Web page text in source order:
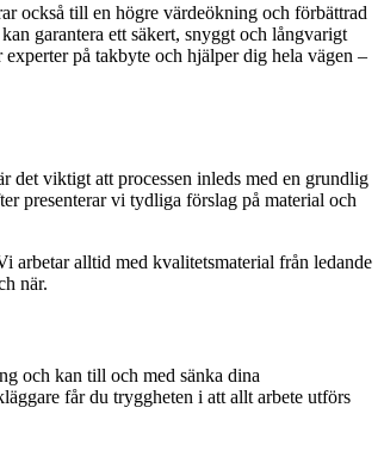
också till en högre värdeökning och förbättrad
garantera ett säkert, snyggt och långvarigt
på takbyte och hjälper dig hela vägen –
det viktigt att processen inleds med en grundlig
presenterar vi tydliga förslag på material och
arbetar alltid med kvalitetsmaterial från ledande
när.
och kan till och med sänka dina
får du tryggheten i att allt arbete utförs